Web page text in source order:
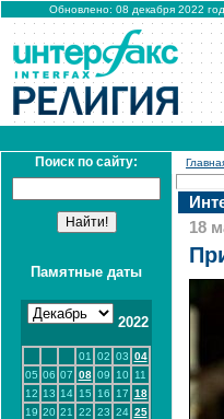
Обновлено: 08 декабря 2022
Поиск по сайту:
Памятные даты
2022
01 02 03 04
05 06 07 08 09 10
11
12 13 14 15 16 17 18
19 20 21 22 23 24 25
18